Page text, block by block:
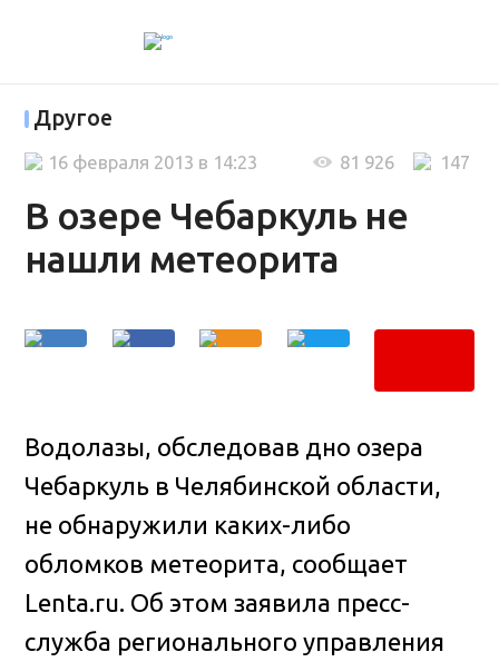
Другое
В озере Чебаркуль не
нашли метеорита
147
81 926
16 февраля 2013 в 14:23
Водолазы, обследовав дно озера
Чебаркуль в Челябинской области,
не обнаружили каких-либо
обломков метеорита, сообщает
Lenta.ru. Об этом заявила пресс-
служба регионального управления